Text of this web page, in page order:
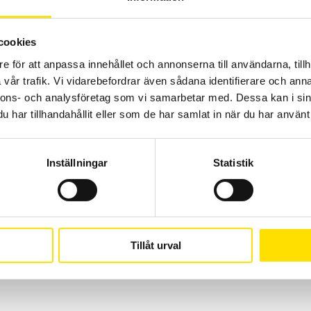
för att anpassa innehållet och annonserna till användarna,
trafik. Vi vidarebefordrar även sådana identifierare och
och analysföretag som vi samarbetar med. Dessa kan i
har tillhandahållit eller som de har samlat in när du har
Inställningar Statistik
Tillåt urval
ETL Provkabel HVC06C-KLK04 med HVP06C-kontakt
Kabel HVC06C-KLK för högspänningsprov.
LÄS MER